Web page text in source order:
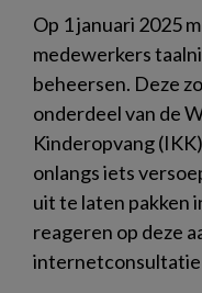
Op 1 januari 2025
medewerkers
beheersen. Deze
onderdeel van de
Kinderopvang
onlangs iets
uit te laten pakken
reageren op deze